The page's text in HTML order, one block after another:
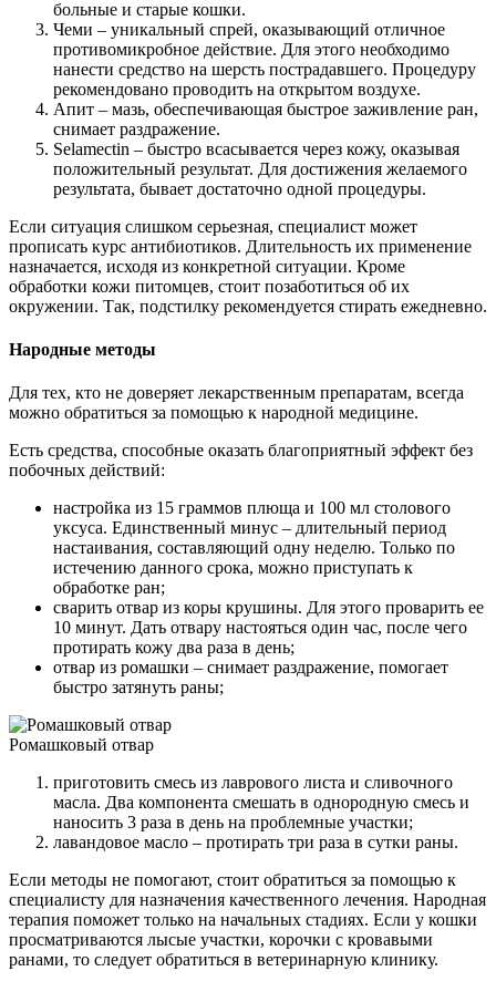
больные и старые кошки.
Чеми – уникальный спрей, оказывающий отличное
противомикробное действие. Для этого необходимо
нанести средство на шерсть пострадавшего. Процедуру
рекомендовано проводить на открытом воздухе.
Апит – мазь, обеспечивающая быстрое заживление ран,
снимает раздражение.
Selamectin – быстро всасывается через кожу, оказывая
положительный результат. Для достижения желаемого
результата, бывает достаточно одной процедуры.
Если ситуация слишком серьезная, специалист может
прописать курс антибиотиков. Длительность их применение
назначается, исходя из конкретной ситуации. Кроме
обработки кожи питомцев, стоит позаботиться об их
окружении. Так, подстилку рекомендуется стирать ежедневно.
Народные методы
Для тех, кто не доверяет лекарственным препаратам, всегда
можно обратиться за помощью к народной медицине.
Есть средства, способные оказать благоприятный эффект без
побочных действий:
настройка из 15 граммов плюща и 100 мл столового
уксуса. Единственный минус – длительный период
настаивания, составляющий одну неделю. Только по
истечению данного срока, можно приступать к
обработке ран;
сварить отвар из коры крушины. Для этого проварить ее
10 минут. Дать отвару настояться один час, после чего
протирать кожу два раза в день;
отвар из ромашки – снимает раздражение, помогает
быстро затянуть раны;
Ромашковый отвар
приготовить смесь из лаврового листа и сливочного
масла. Два компонента смешать в однородную смесь и
наносить 3 раза в день на проблемные участки;
лавандовое масло – протирать три раза в сутки раны.
Если методы не помогают, стоит обратиться за помощью к
специалисту для назначения качественного лечения. Народная
терапия поможет только на начальных стадиях. Если у кошки
просматриваются лысые участки, корочки с кровавыми
ранами, то следует обратиться в ветеринарную клинику.